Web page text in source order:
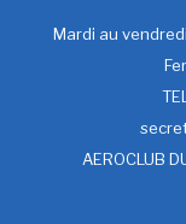
Mardi au
AEROCLUB